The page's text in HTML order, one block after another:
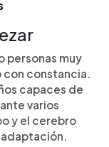
personas muy
con constancia.
capaces de
varios
y el cerebro